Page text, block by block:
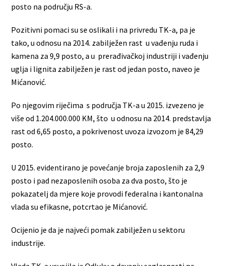
posto na području RS-a.
Pozitivni pomaci su se oslikali i na privredu TK-a, pa je
tako, u odnosu na 2014. zabilježen rast u vađenju ruda i
kamena za 9,9 posto, a u prerađivačkoj industriji i vađenju
uglja i lignita zabilježen je rast od jedan posto, naveo je
Mićanović.
Po njegovim riječima s područja TK-a u 2015. izvezeno je
više od 1.204.000.000 KM, što u odnosu na 2014. predstavlja
rast od 6,65 posto, a pokrivenost uvoza izvozom je 84,29
posto.
U 2015. evidentirano je povećanje broja zaposlenih za 2,9
posto i pad nezaposlenih osoba za dva posto, što je
pokazatelj da mjere koje provodi federalna i kantonalna
vlada su efikasne, potcrtao je Mićanović.
Ocijenio je da je najveći pomak zabilježen u sektoru
industrije.